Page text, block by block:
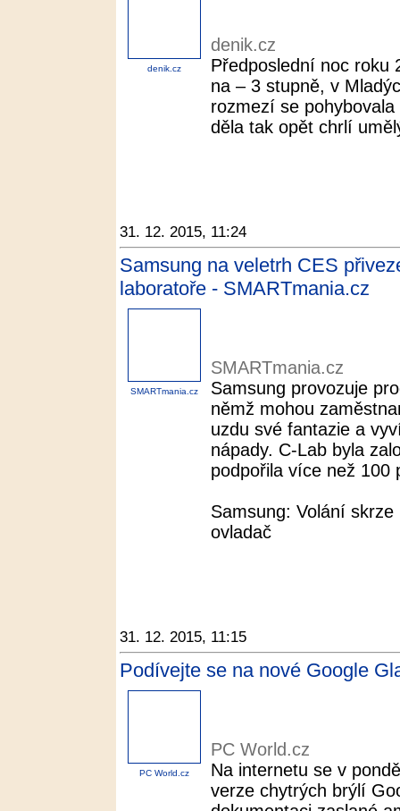
denik.cz
denik.cz
Předposlední noc roku
na – 3 stupně, v
rozmezí se
děla tak opět chrlí
31. 12. 2015, 11:24
Samsung na veletrh CES
laboratoře - SMARTmania.cz
SMARTmania.cz
SMARTmania.cz
Samsung provozuje
němž mohou
uzdu své fantazie a
nápady. C-Lab byla
podpořila více než 100
Samsung: Volání
ovladač
31. 12. 2015, 11:15
Podívejte se na nové Google
PC World.cz
PC World.cz
Na internetu se v
verze chytrých brýlí